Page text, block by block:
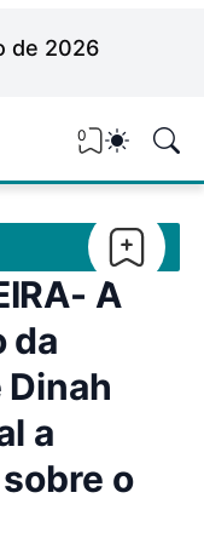
de 2026
0
A
da
Dinah
a
o